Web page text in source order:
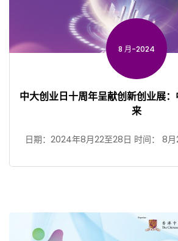
8 月-2024
中大创业日十周年呈献创新创业展
来
日期：2024年8月22至28日 时间： 8月